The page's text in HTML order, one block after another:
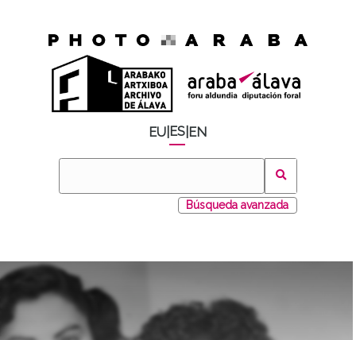
EU ES EN
Búsqueda avanzada